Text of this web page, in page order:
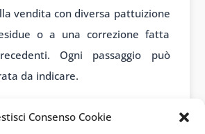
Consenso Cookie
vendita con diversa pattuizione
o a una correzione fatta
Ogni passaggio può
da indicare.
in caso di vendita